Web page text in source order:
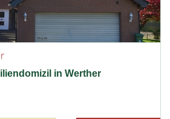
in Werther